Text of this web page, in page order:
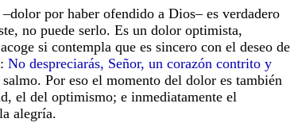
por haber ofendido a Dios– es verdadero
no puede serlo. Es un dolor optimista,
si contempla que es sincero con el deseo de
No despreciarás, Señor, un corazón contrito y
Por eso el momento del dolor es también
el del optimismo; e inmediatamente el
alegría.